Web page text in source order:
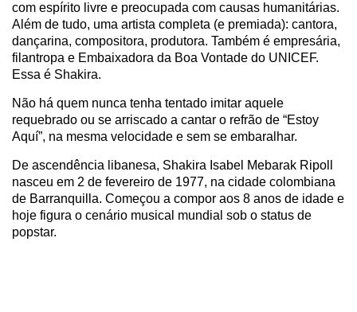
com espírito livre e preocupada com causas humanitárias.
Além de tudo, uma artista completa (e premiada): cantora,
dançarina, compositora, produtora. Também é empresária,
filantropa e Embaixadora da Boa Vontade do UNICEF.
Essa é Shakira.
Não há quem nunca tenha tentado imitar aquele
requebrado ou se arriscado a cantar o refrão de “Estoy
Aquí”, na mesma velocidade e sem se embaralhar.
De ascendência libanesa, Shakira Isabel Mebarak Ripoll
nasceu em 2 de fevereiro de 1977, na cidade colombiana
de Barranquilla. Começou a compor aos 8 anos de idade e
hoje figura o cenário musical mundial sob o status de
popstar.